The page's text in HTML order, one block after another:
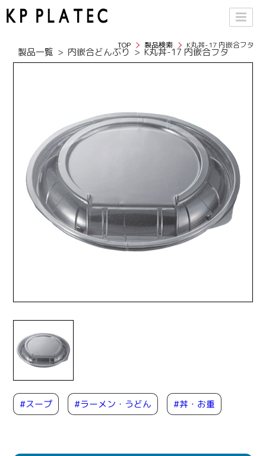
TOP 製品検索 K丸丼-17 内嵌合フタ
製品一覧 内嵌合どんぶり K丸丼-17 内嵌合フタ
#スープ #ラーメン・うどん #丼・お重